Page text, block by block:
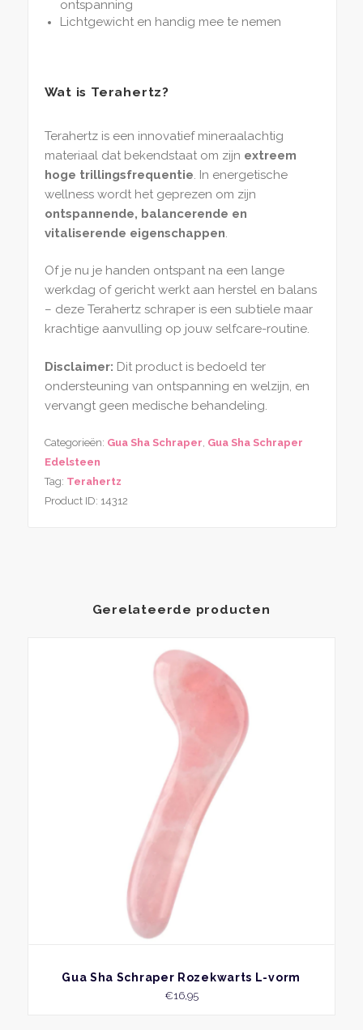
ontspanning
Lichtgewicht en handig mee te nemen
Wat is Terahertz?
Terahertz is een innovatief mineraalachtig
materiaal dat bekendstaat om zijn extreem
hoge trillingsfrequentie. In energetische
wellness wordt het geprezen om zijn
ontspannende, balancerende en
vitaliserende eigenschappen.
Of je nu je handen ontspant na een lange
werkdag of gericht werkt aan herstel en balans
– deze Terahertz schraper is een subtiele maar
krachtige aanvulling op jouw selfcare-routine.
Disclaimer: Dit product is bedoeld ter
ondersteuning van ontspanning en welzijn, en
vervangt geen medische behandeling.
Categorieën: Gua Sha Schraper, Gua Sha Schraper
Edelsteen
Tag: Terahertz
Product ID: 14312
Gerelateerde producten
BEKIJK
Gua Sha Schraper Rozekwarts L-vorm
€16,95